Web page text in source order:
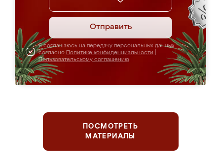
Отправить
Я соглашаюсь на передачу персональных данных
согласно Политике конфиденциальности
Пользовательскому соглашению
ПОСМОТРЕТЬ
МАТЕРИАЛЫ